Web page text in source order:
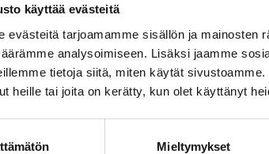
käyttää evästeitä
evästeitä tarjoamamme sisällön ja mainosten
analysoimiseen. Lisäksi jaamme
tietoja siitä, miten käytät
heille tai joita on kerätty, kun olet käyttänyt
Mieltymykset